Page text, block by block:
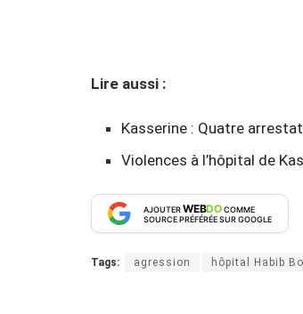
Lire aussi :
Kasserine : Quatre
Violences à l’hôpital de
AJOUTERWEBDOCOMME
SOURCE PRÉFÉRÉE SUR GOOGLE
Tags: agression hôpital Habib